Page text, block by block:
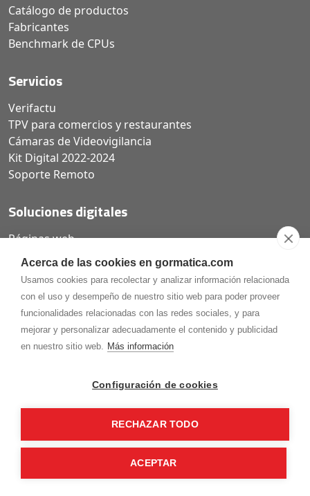
Acerca de las cookies en gormatica.com
Usamos cookies para recolectar y analizar información relacionada
con el uso y desempeño de nuestro sitio web para poder proveer
funcionalidades relacionadas con las redes sociales, y para
mejorar y personalizar adecuadamente el contenido y publicidad
en nuestro sitio web. Más información
Configuración de cookies
RECHAZAR TODO
ACEPTAR
Catálogo de productos
Fabricantes
Benchmark de CPUs
Servicios
Verifactu
TPV para comercios y restaurantes
Cámaras de Videovigilancia
Kit Digital 2022-2024
Soporte Remoto
Soluciones digitales
Páginas web
Tiendas online
975.368.262
¡Síguenos en nuestras redes!